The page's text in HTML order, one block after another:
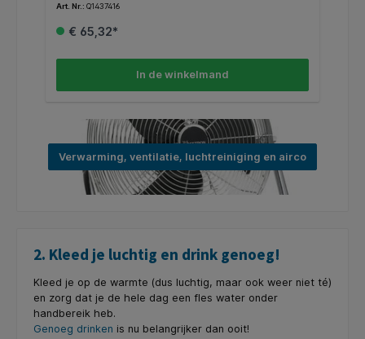
Art. Nr.: Q1437416
€ 65,32*
In de winkelmand
Verwarming, ventilatie, luchtreiniging en airco
2. Kleed je luchtig en drink genoeg!
Kleed je op de warmte (dus luchtig, maar ook weer niet té)
en zorg dat je de hele dag een fles water onder
handbereik heb.
Genoeg drinken is nu belangrijker dan ooit!